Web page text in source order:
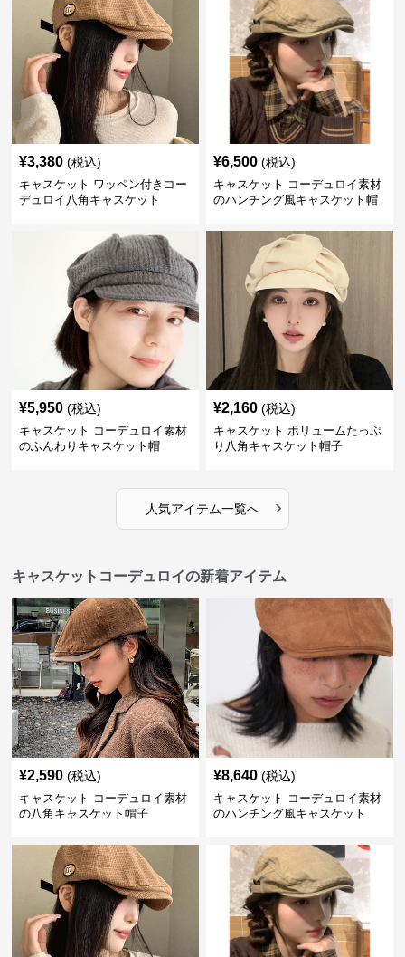
¥3,380 (税込)
キャスケット ワッペン付きコー
デュロイ八角キャスケット
¥6,500 (税込)
キャスケット コーデュロイ素材
のハンチング風キャスケット帽
¥5,950 (税込)
キャスケット コーデュロイ素材
のふんわりキャスケット帽
¥2,160 (税込)
キャスケット ボリュームたっぷ
り八角キャスケット帽子
人気アイテム一覧へ ›
キャスケットコーデュロイの新着アイテム
¥2,590 (税込)
キャスケット コーデュロイ素材
の八角キャスケット帽子
¥8,640 (税込)
キャスケット コーデュロイ素材
のハンチング風キャスケット